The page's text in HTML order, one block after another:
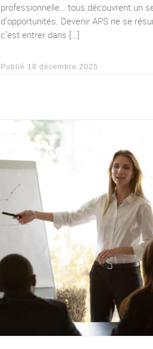
professionnelle… tous découvrent un
d’opportunités. Devenir APS ne se
c’est entrer dans […]
Publié 18 décembre 2025